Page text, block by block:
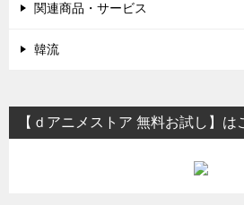
関連商品・サービス
韓流
【ｄアニメストア 無料お試し】